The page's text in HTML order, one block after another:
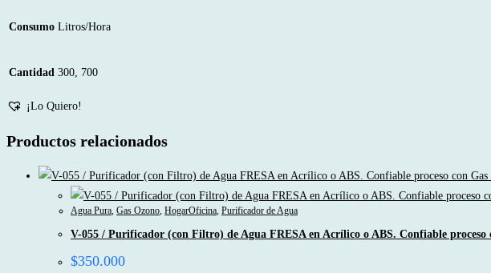
Consumo Litros/Hora
Cantidad 300, 700
¡Lo Quiero!
Productos relacionados
Agua Pura Gas Ozono HogarOficina Purificador de Agua
V-055 / Purificador (con Filtro) de Agua FRESA en Acrílico o ABS. Confiable proceso
$350.000